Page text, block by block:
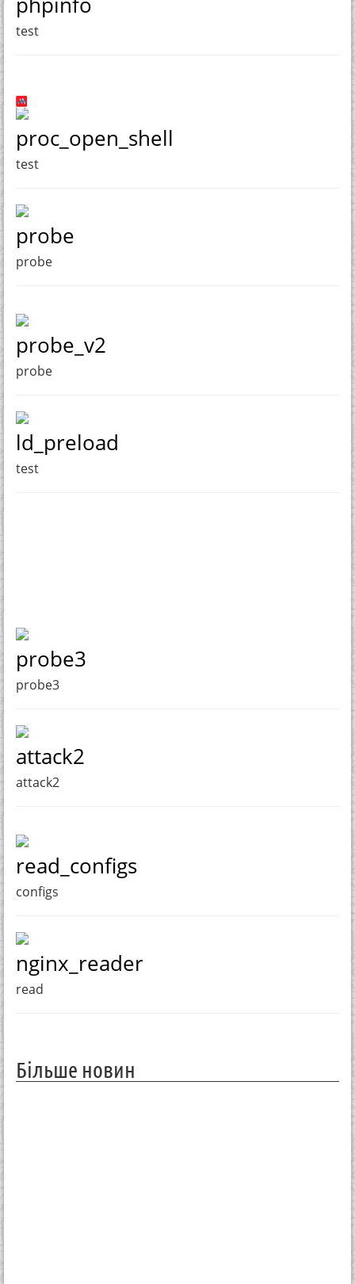
test
proc_open_shell
test
probe
probe
probe_v2
probe
ld_preload
test
probe3
probe3
attack2
attack2
read_configs
configs
nginx_reader
read
Більше новин